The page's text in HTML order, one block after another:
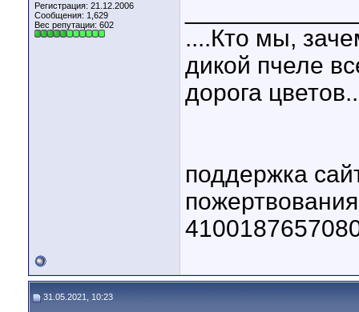
Регистрация: 21.12.2006
Сообщения: 1,629
Вес репутации: 602
....Кто мы,
дикой пчеле
дорога
поддержка
31.05.2021, 10:23